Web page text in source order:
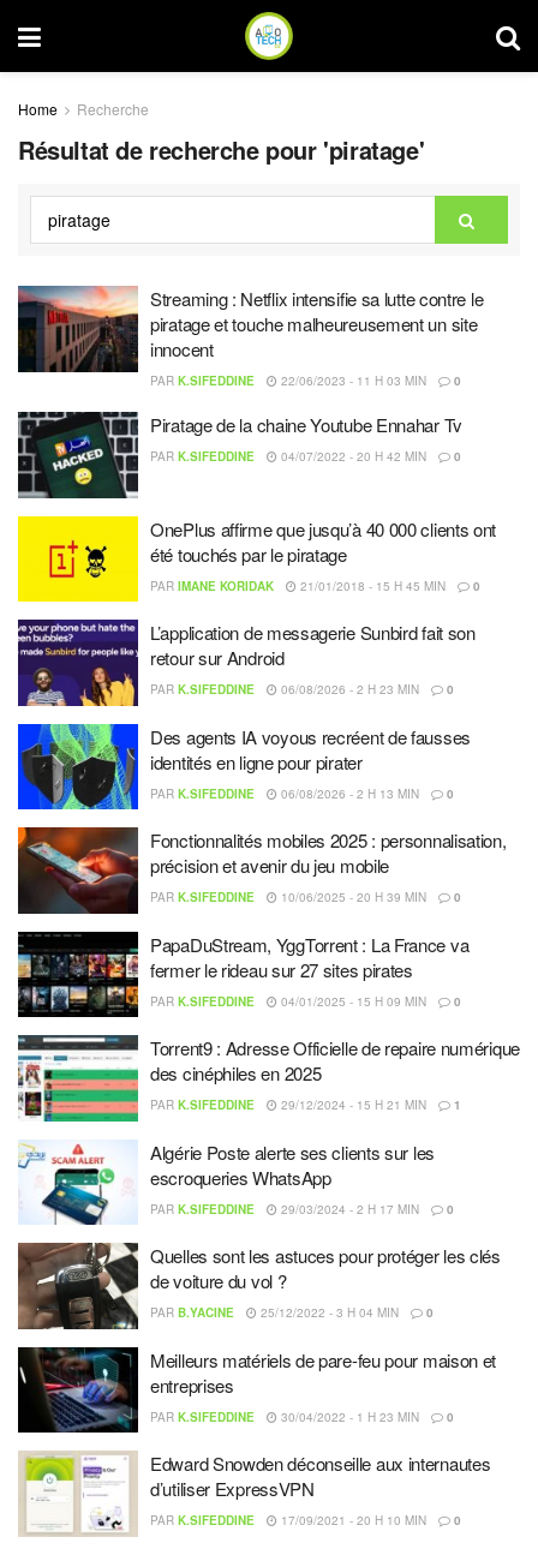
Home Recherche
Résultat de recherche pour 'piratage'
Streaming : Netflix intensifie sa lutte contre le
piratage et touche malheureusement un site
innocent
PAR K.SIFEDDINE 22/06/2023 - 11 H 03 MIN 0
Piratage de la chaine Youtube Ennahar Tv
PAR K.SIFEDDINE 04/07/2022 - 20 H 42 MIN 0
OnePlus affirme que jusqu’à 40 000 clients ont
été touchés par le piratage
PAR IMANE KORIDAK 21/01/2018 - 15 H 45 MIN 0
L’application de messagerie Sunbird fait son
retour sur Android
PAR K.SIFEDDINE 06/08/2026 - 2 H 23 MIN 0
Des agents IA voyous recréent de fausses
identités en ligne pour pirater
PAR K.SIFEDDINE 06/08/2026 - 2 H 13 MIN 0
Fonctionnalités mobiles 2025 : personnalisation,
précision et avenir du jeu mobile
PAR K.SIFEDDINE 10/06/2025 - 20 H 39 MIN 0
PapaDuStream, YggTorrent : La France va
fermer le rideau sur 27 sites pirates
PAR K.SIFEDDINE 04/01/2025 - 15 H 09 MIN 0
Torrent9 : Adresse Officielle de repaire numérique
des cinéphiles en 2025
PAR K.SIFEDDINE 29/12/2024 - 15 H 21 MIN 1
Algérie Poste alerte ses clients sur les
escroqueries WhatsApp
PAR K.SIFEDDINE 29/03/2024 - 2 H 17 MIN 0
Quelles sont les astuces pour protéger les clés
de voiture du vol ?
PAR B.YACINE 25/12/2022 - 3 H 04 MIN 0
Meilleurs matériels de pare-feu pour maison et
entreprises
PAR K.SIFEDDINE 30/04/2022 - 1 H 23 MIN 0
Edward Snowden déconseille aux internautes
d’utiliser ExpressVPN
PAR K.SIFEDDINE 17/09/2021 - 20 H 10 MIN 0